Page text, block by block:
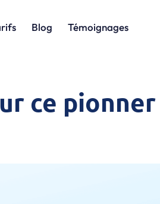
Blog Témoignages
ce